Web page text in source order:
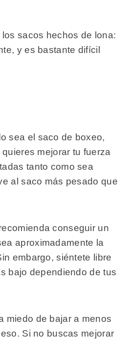
sacos hechos de lona:
y es bastante difícil
sea el saco de boxeo,
mejorar tu fuerza
tanto como sea
al saco más pesado que
conseguir un
aproximadamente la
embargo, siéntete libre
bajo dependiendo de tus
miedo de bajar a menos
Si no buscas mejorar